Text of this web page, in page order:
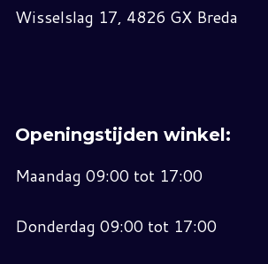
Wisselslag 17, 4826 GX Breda
Openingstijden winkel:
Maandag 09:00 tot 17:00
Donderdag 09:00 tot 17:00